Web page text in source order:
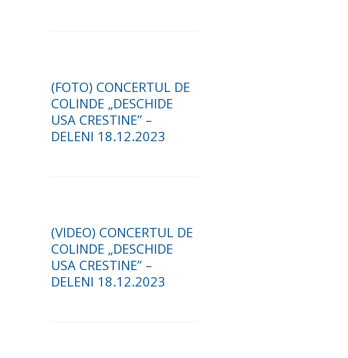
(FOTO) CONCERTUL DE
COLINDE „DESCHIDE
USA CRESTINE” –
DELENI 18.12.2023
(VIDEO) CONCERTUL DE
COLINDE „DESCHIDE
USA CRESTINE” –
DELENI 18.12.2023